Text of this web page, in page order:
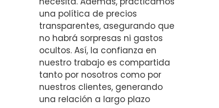
una política de precios
transparentes, asegurando que
no habrá sorpresas ni gastos
ocultos. Así, la confianza en
nuestro trabajo es compartida
tanto por nosotros como por
nuestros clientes, generando
una relación a largo plazo